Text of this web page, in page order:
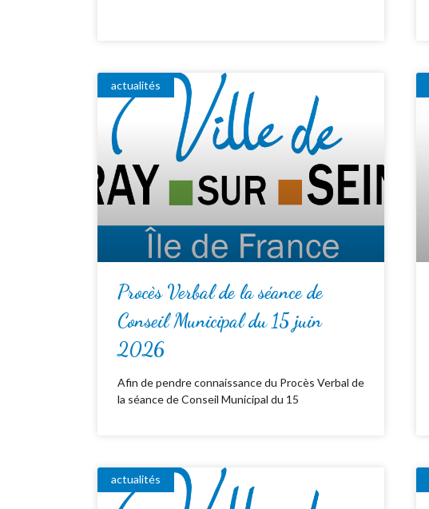
actualités
Procès Verbal de la séance de
Conseil Municipal du 15 juin
2026
Afin de pendre connaissance du Procès Verbal de
la séance de Conseil Municipal du 15
actualités